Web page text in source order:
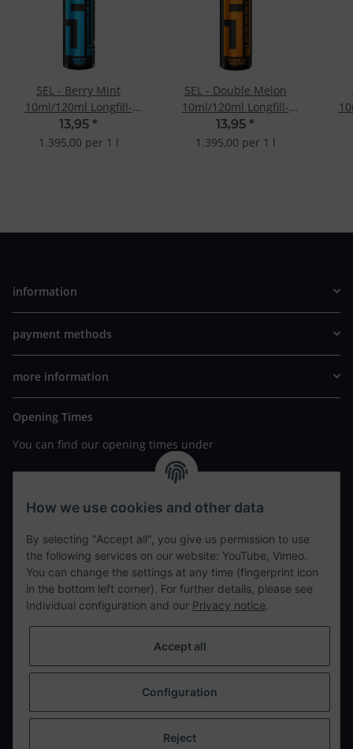
5EL - Berry Mint
10ml/120ml Longfill-
Aroma
13,95 *
1.395,00 per 1 l
5EL - Double Melon
10ml/120ml Longfill-
Aroma
13,95 *
1.395,00 per 1 l
information
payment methods
more information
Opening Times
You can find our opening times under
https://www.wannavapor.de/Filialen
your personal site
contact details
tweet
teilen
Withdraw from contract
shipping fees
How we use cookies and other data
By selecting "Accept all", you give us permission to use
the following services on our website: YouTube, Vimeo.
You can change the settings at any time (fingerprint icon
in the bottom left corner). For further details, please see
Individual configuration and our Privacy notice.
Accept all
Configuration
Reject